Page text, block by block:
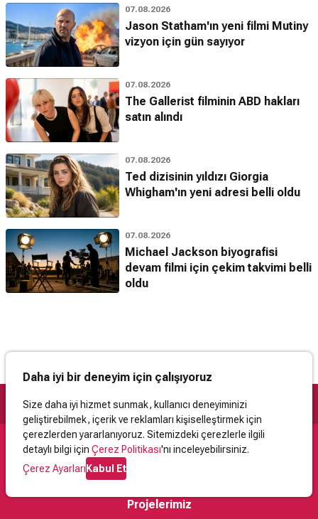
07.08.2026
Jason Statham'ın yeni filmi Mutiny
vizyon için gün sayıyor
07.08.2026
The Gallerist filminin ABD hakları
satın alındı
07.08.2026
Ted dizisinin yıldızı Giorgia
Whigham'ın yeni adresi belli oldu
07.08.2026
Michael Jackson biyografisi
devam filmi için çekim takvimi belli
oldu
Daha iyi bir deneyim için çalışıyoruz
Size daha iyi hizmet sunmak, kullanıcı deneyiminizi
geliştirebilmek, içerik ve reklamları kişiselleştirmek için
çerezlerden yararlanıyoruz. Sitemizdeki çerezlerle ilgili
detaylı bilgi için Çerez Politikası'nı inceleyebilirsiniz.
Çerez AyarlarıKabul Et
Destek
İletişimYardımKullanıcı Sözleşmesi
Projelerimiz